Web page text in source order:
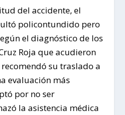
del accidente, el
policontundido pero
el diagnóstico de los
Roja que acudieron
su traslado a
evaluación más
por no ser
la asistencia médica